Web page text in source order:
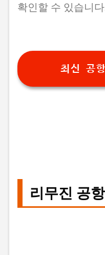
확인할 수 있습니
최신 공
리무진 공